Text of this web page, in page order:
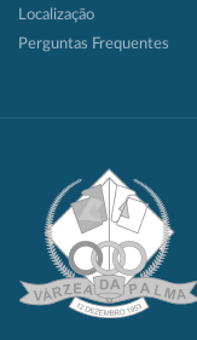
Localização
Perguntas Frequentes